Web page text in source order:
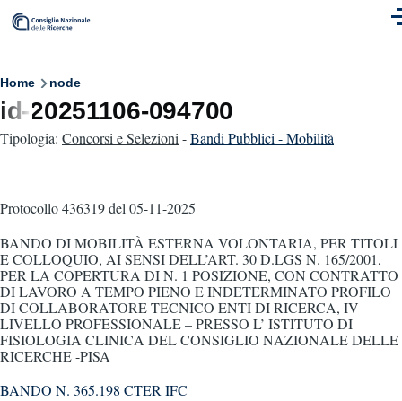
Skip to main content
Breadcrumb
Home node
id-20251106-094700
Tipologia: Concorsi e Selezioni -Bandi Pubblici - Mobilità
Protocollo 436319del 05-11-2025
BANDO DI MOBILITÀ ESTERNA VOLONTARIA, PER TITOLI
E COLLOQUIO, AI SENSI DELL’ART. 30 D.LGS N. 165/2001,
PER LA COPERTURA DI N. 1 POSIZIONE, CON CONTRATTO
DI LAVORO A TEMPO PIENO E INDETERMINATO PROFILO
DI COLLABORATORE TECNICO ENTI DI RICERCA, IV
LIVELLO PROFESSIONALE – PRESSO L’ ISTITUTO DI
FISIOLOGIA CLINICA DEL CONSIGLIO NAZIONALE DELLE
RICERCHE -PISA
BANDO N. 365.198 CTER IFC